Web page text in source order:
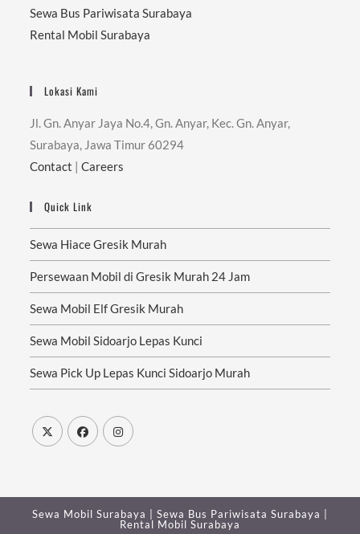
Sewa Bus Pariwisata Surabaya
Rental Mobil Surabaya
Lokasi Kami
Jl. Gn. Anyar Jaya No.4, Gn. Anyar, Kec. Gn. Anyar,
Surabaya, Jawa Timur 60294
Contact |Careers
Quick Link
Sewa Hiace Gresik Murah
Persewaan Mobil di Gresik Murah 24 Jam
Sewa Mobil Elf Gresik Murah
Sewa Mobil Sidoarjo Lepas Kunci
Sewa Pick Up Lepas Kunci Sidoarjo Murah
Sewa Mobil Surabaya Sewa Bus Pariwisata Surabaya
Rental Mobil Surabaya